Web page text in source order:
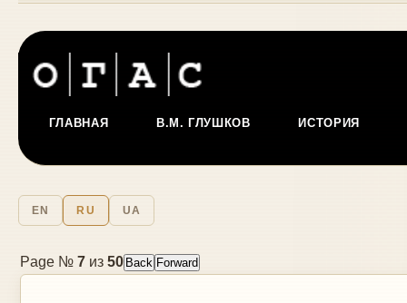
ГЛАВНАЯ В.М. ГЛУШКОВ ИСТОРИЯ
EN RU UA
Page № 7 из 50